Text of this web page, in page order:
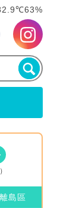
63%
離島區